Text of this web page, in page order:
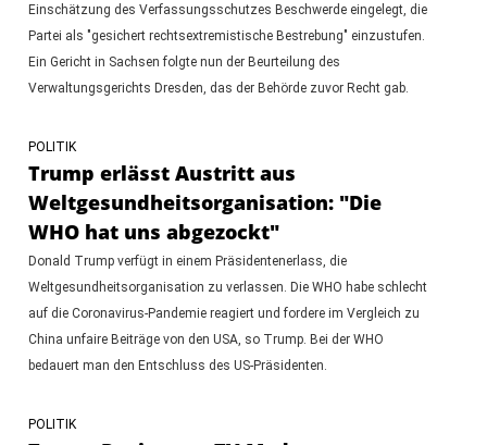
Einschätzung des Verfassungsschutzes Beschwerde eingelegt, die
Partei als "gesichert rechtsextremistische Bestrebung" einzustufen.
Ein Gericht in Sachsen folgte nun der Beurteilung des
Verwaltungsgerichts Dresden, das der Behörde zuvor Recht gab.
POLITIK
Trump erlässt Austritt aus
Weltgesundheitsorganisation: "Die
WHO hat uns abgezockt"
Donald Trump verfügt in einem Präsidentenerlass, die
Weltgesundheitsorganisation zu verlassen. Die WHO habe schlecht
auf die Coronavirus-Pandemie reagiert und fordere im Vergleich zu
China unfaire Beiträge von den USA, so Trump. Bei der WHO
bedauert man den Entschluss des US-Präsidenten.
POLITIK